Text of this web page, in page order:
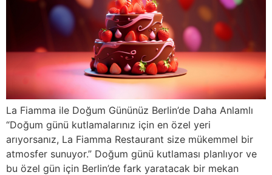
La Fiamma ile Doğum Gününüz Berlin’de Daha Anlamlı
“Doğum günü kutlamalarınız için en özel yeri
arıyorsanız, La Fiamma Restaurant size mükemmel bir
atmosfer sunuyor.” Doğum günü kutlaması planlıyor ve
bu özel gün için Berlin’de fark yaratacak bir mekan